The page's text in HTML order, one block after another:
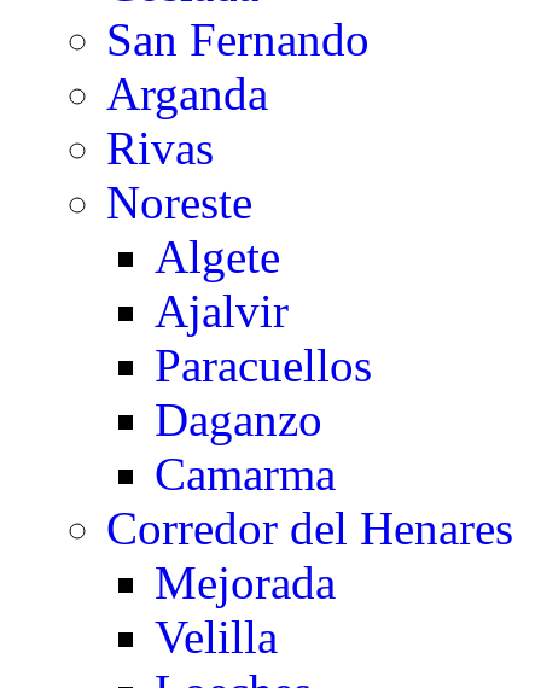
San Fernando
Arganda
Rivas
Noreste
Algete
Ajalvir
Paracuellos
Daganzo
Camarma
Corredor del Henares
Mejorada
Velilla